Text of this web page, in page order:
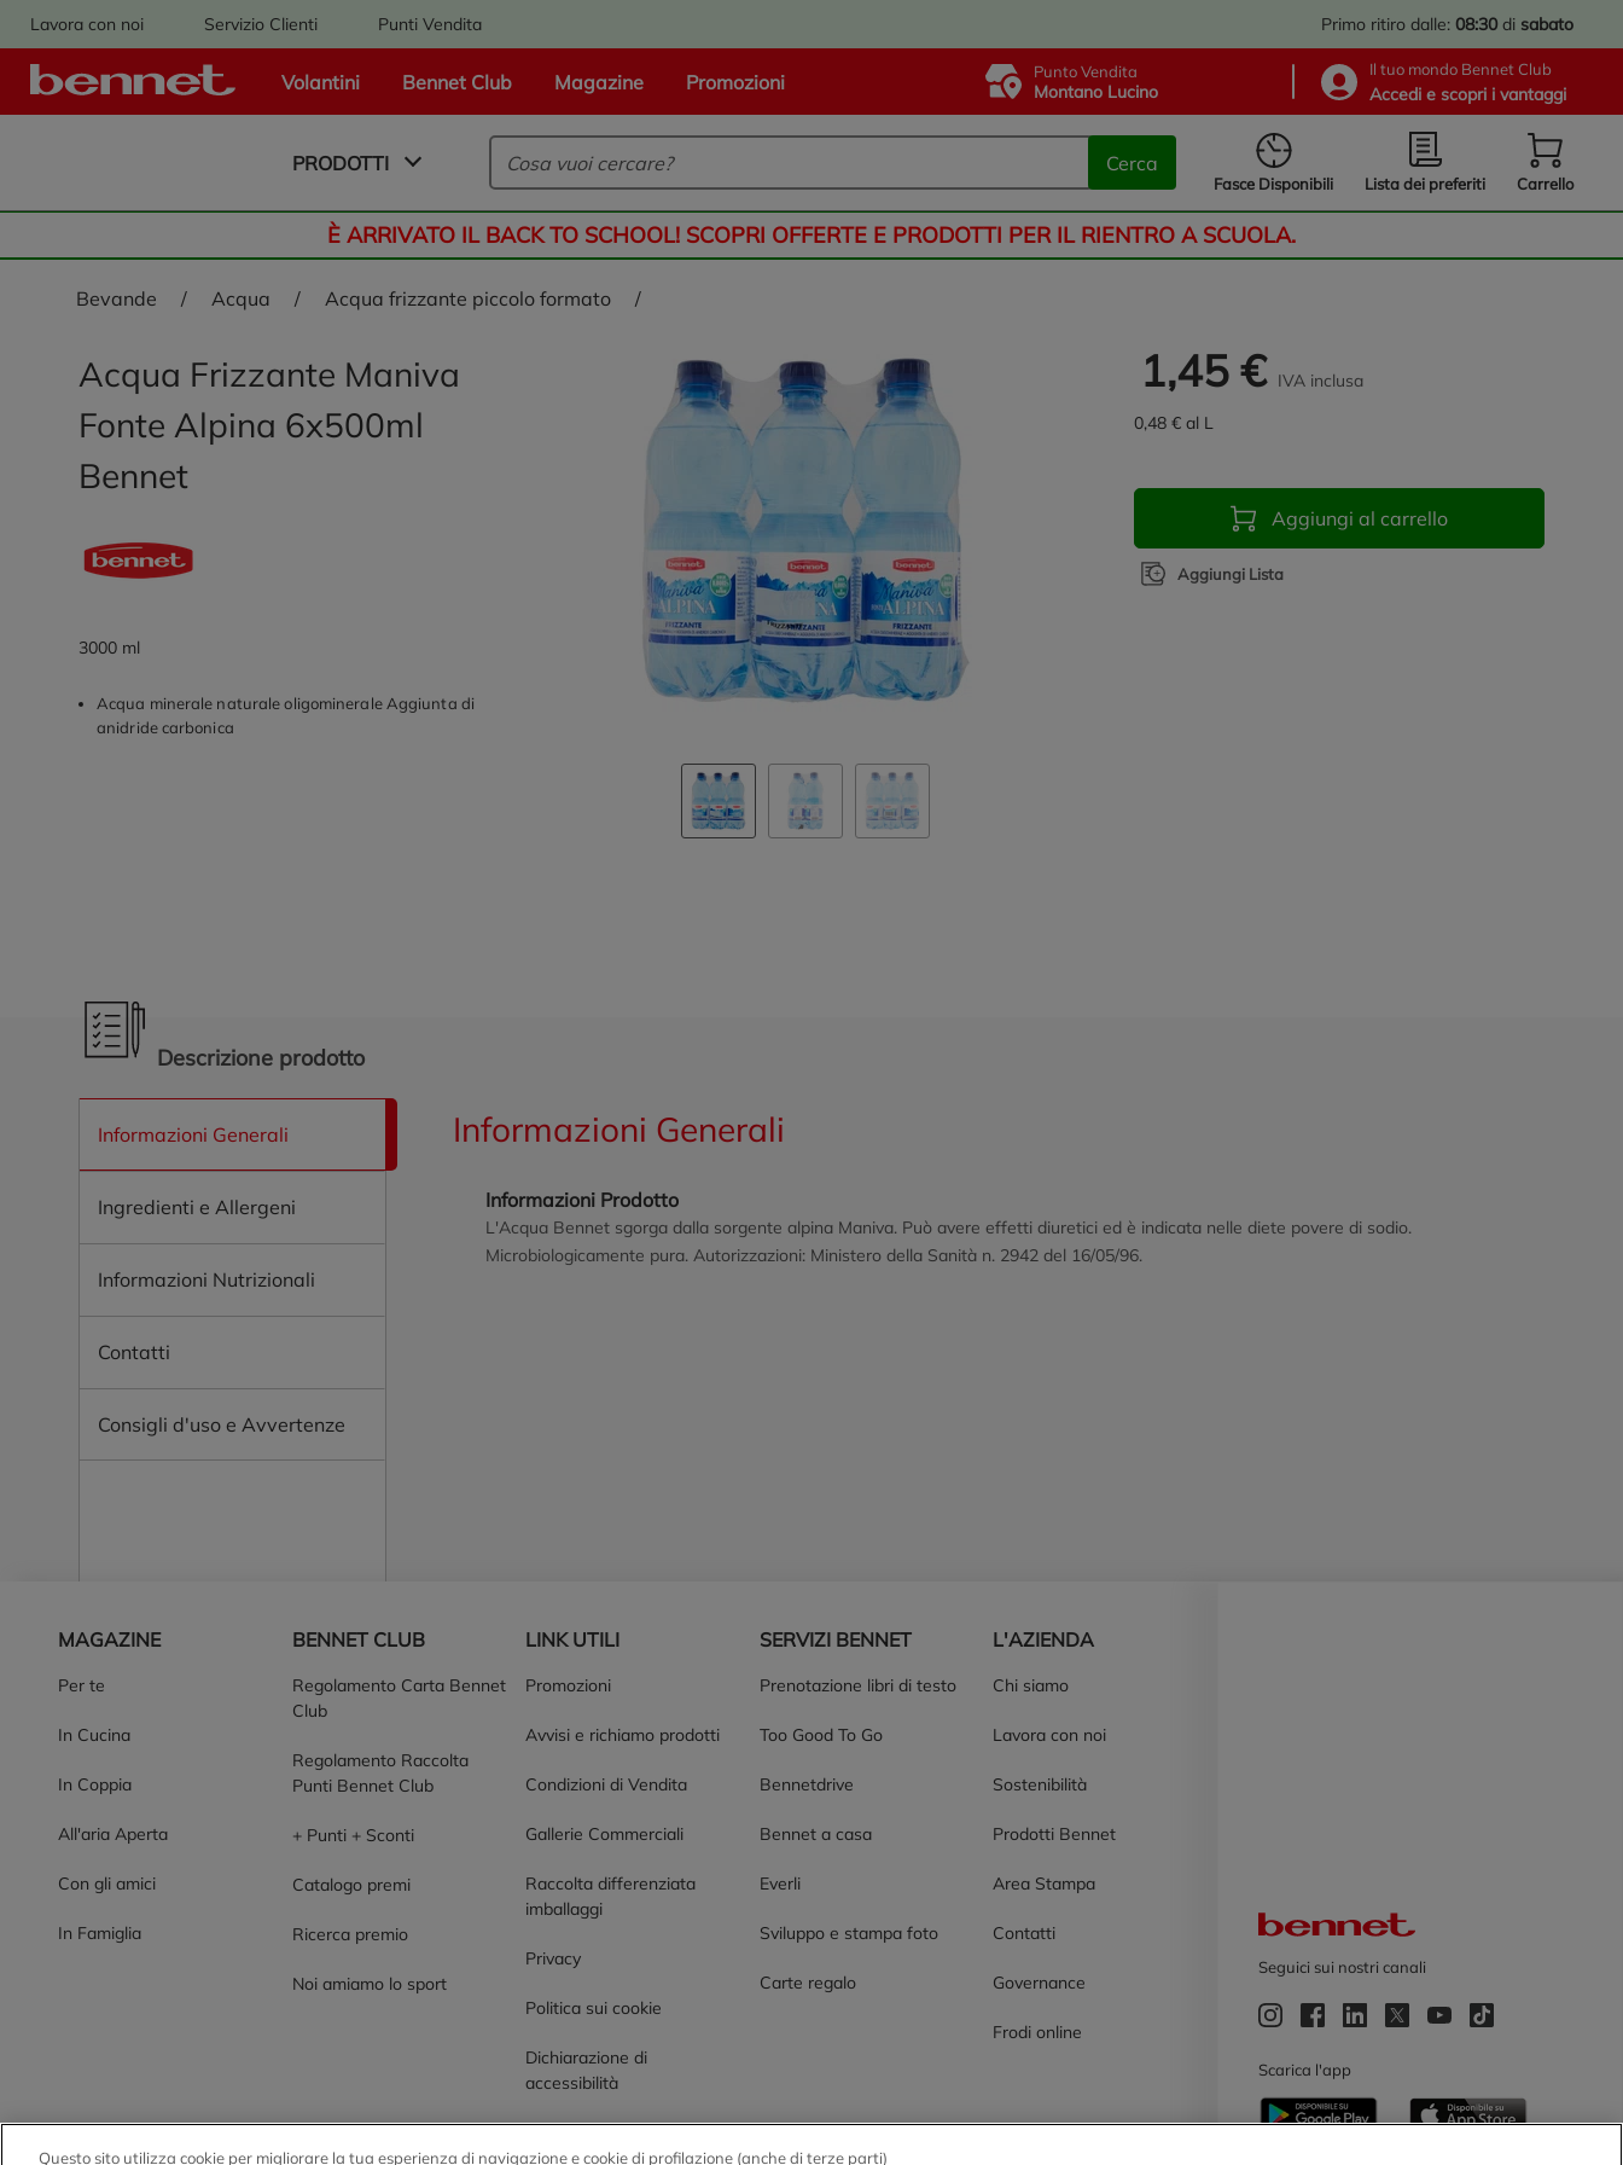
Lavora con noi Servizio Clienti Punti Vendita Primo ritiro dalle: 08:30 di sabato
Volantini Bennet Club Magazine Promozioni Punto Vendita
Montano Lucino
Il tuo mondo Bennet Club
Accedi e scopri i vantaggi
Logo Bennet - Torna alla homepage
PRODOTTI Cerca
Fasce Disponibili Lista dei preferiti Carrello
È ARRIVATO IL BACK TO SCHOOL! SCOPRI OFFERTE E PRODOTTI PER IL RIENTRO A SCUOLA.
bevande / acqua / acqua frizzante piccolo formato /
Acqua Frizzante Maniva
Fonte Alpina 6x500ml
Bennet
3000 ml
Acqua minerale naturale oligominerale Aggiunta di
anidride carbonica
1,45 € IVA inclusa
0,48 € al L
Aggiungi al carrello
Aggiungi Lista
Descrizione prodotto
Informazioni Generali
Ingredienti e Allergeni
Informazioni Nutrizionali
Contatti
Consigli d'uso e Avvertenze
Informazioni Generali
Informazioni Prodotto
L'Acqua Bennet sgorga dalla sorgente alpina Maniva. Può avere effetti diuretici ed è indicata nelle diete povere di sodio.
Microbiologicamente pura. Autorizzazioni: Ministero della Sanità n. 2942 del 16/05/96.
MAGAZINE
Per te
In Cucina
In Coppia
All'aria Aperta
Con gli amici
In Famiglia
BENNET CLUB
Regolamento Carta Bennet
Club
Regolamento Raccolta
Punti Bennet Club
+ Punti + Sconti
Catalogo premi
Ricerca premio
Noi amiamo lo sport
LINK UTILI
Promozioni
Avvisi e richiamo prodotti
Condizioni di Vendita
Gallerie Commerciali
Raccolta differenziata
imballaggi
Privacy
Politica sui cookie
Dichiarazione di
accessibilità
SERVIZI BENNET
Prenotazione libri di testo
Too Good To Go
Bennetdrive
Bennet a casa
Everli
Sviluppo e stampa foto
Carte regalo
L'AZIENDA
Chi siamo
Lavora con noi
Sostenibilità
Prodotti Bennet
Area Stampa
Contatti
Governance
Frodi online
Seguici sui nostri canali
Scarica l'app
Questo sito utilizza cookie per migliorare la tua esperienza di navigazione e cookie di profilazione (anche di terze parti)